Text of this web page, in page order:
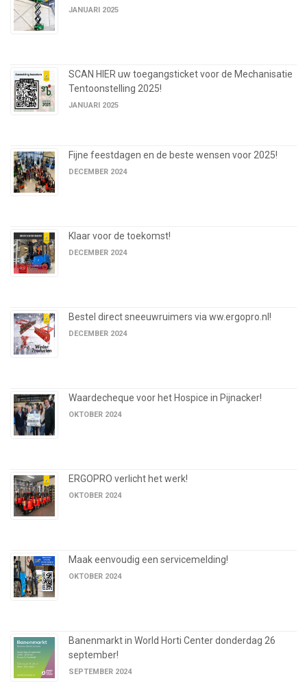
JANUARI 2025
SCAN HIER uw toegangsticket voor de Mechanisatie
Tentoonstelling 2025!
JANUARI 2025
Fijne feestdagen en de beste wensen voor 2025!
DECEMBER 2024
Klaar voor de toekomst!
DECEMBER 2024
Bestel direct sneeuwruimers via ww.ergopro.nl!
DECEMBER 2024
Waardecheque voor het Hospice in Pijnacker!
OKTOBER 2024
ERGOPRO verlicht het werk!
OKTOBER 2024
Maak eenvoudig een servicemelding!
OKTOBER 2024
Banenmarkt in World Horti Center donderdag 26
september!
SEPTEMBER 2024